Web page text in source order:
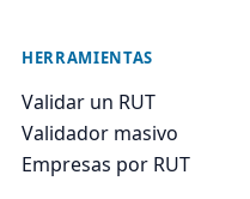
HERRAMIENTAS
Validar un RUT
Validador masivo
Empresas por RUT